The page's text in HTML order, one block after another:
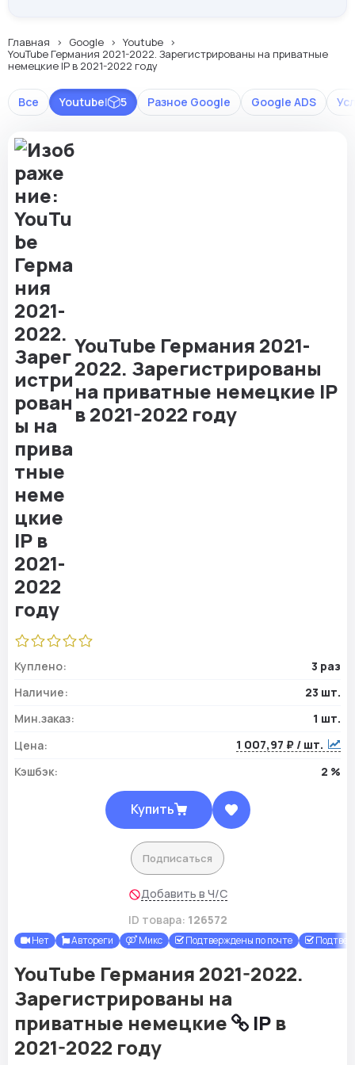
Главная Google
Youtube
YouTube Германия 2021-2022. Зарегистрированы на приватные
немецкие IP в 2021-2022 году
Все Разное Google
Youtube| 5 Google ADS
YouTube Германия 2021-
2022. Зарегистрированы
на приватные немецкие IP
в 2021-2022 году
Куплено:
3 раз
Наличие:
23 шт.
Мин.заказ:
1 шт.
Цена:
1 007,97 ₽ / шт.
Кэшбэк:
2 %
Купить
Подписаться
Добавить в Ч/С
ID товара: 126572
Нет Автореги Микс Подтверждены по почте
YouTube Германия 2021-2022.
Зарегистрированы на
приватные немецкие
IP в
2021-2022 году